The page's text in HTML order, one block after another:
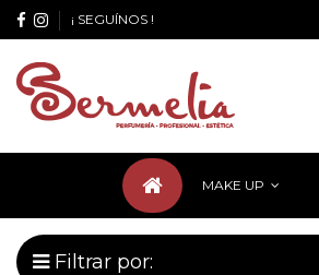
¡ SEGUÍNOS !
MAKE UP
Filtrar por: